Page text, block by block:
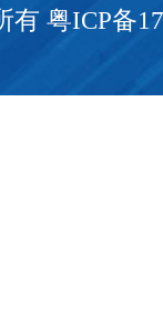
有 粤ICP备